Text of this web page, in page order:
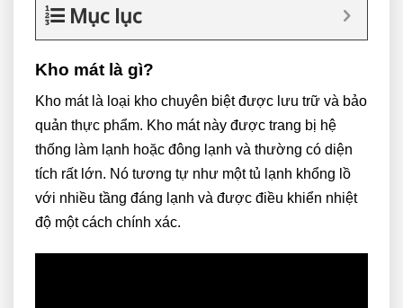
Mục lục
Kho mát là gì?
Kho mát là loại kho chuyên biệt được lưu trữ và bảo
quản thực phẩm. Kho mát này được trang bị hệ
thống làm lạnh hoặc đông lạnh và thường có diện
tích rất lớn. Nó tương tự như một tủ lạnh khổng lồ
với nhiều tầng đáng lạnh và được điều khiển nhiệt
độ một cách chính xác.